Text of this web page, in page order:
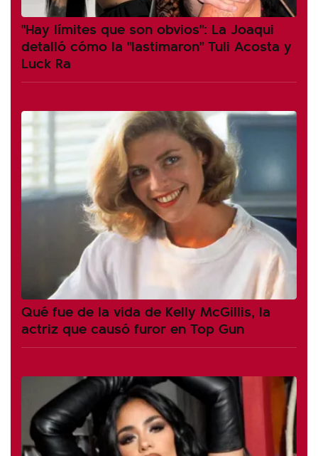
"Hay límites que son obvios": La Joaqui
detalló cómo la "lastimaron" Tuli Acosta y
Luck Ra
Qué fue de la vida de Kelly McGillis, la
actriz que causó furor en Top Gun